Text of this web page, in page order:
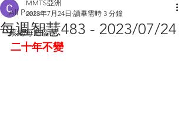
All Posts
蔡總每週智慧
每週智慧483 - 2023/07/24
MMTS亞洲
2023年7月24日 讀畢需時 3 分鐘
二十年不變